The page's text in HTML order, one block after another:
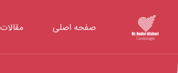
محتوا
صفحه اصلی مقالات